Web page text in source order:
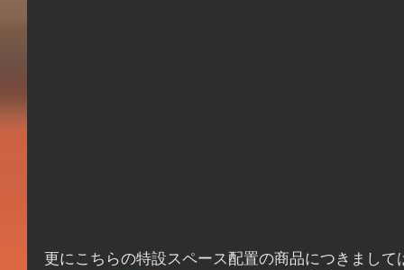
更にこちらの特設スペース配置の商品につきまして